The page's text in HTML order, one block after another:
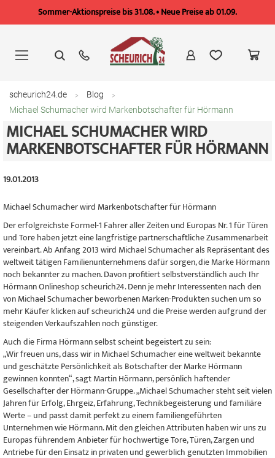
Sommer-Aktionspreise bis 31.08. • Neue Preise ab 01.09.
springen
scheurich24.de
Blog
Michael Schumacher wird Markenbotschafter für Hörmann
MICHAEL SCHUMACHER WIRD
MARKENBOTSCHAFTER FÜR HÖRMANN
19.01.2013
Michael Schumacher wird Markenbotschafter für Hörmann
Der erfolgreichste Formel-1 Fahrer aller Zeiten und Europas Nr. 1 für Türen
und Tore haben jetzt eine langfristige partnerschaftliche Zusammenarbeit
vereinbart. Ab Anfang 2013 wird Michael Schumacher als Repräsentant des
weltweit tätigen Familienunternehmens dafür sorgen, die Marke Hörmann
noch bekannter zu machen. Davon profitiert selbstverständlich auch Ihr
Hörmann Onlineshop scheurich24. Denn je mehr Interessenten nach den
von Michael Schumacher beworbenen Marken-Produkten suchen um so
mehr Käufer klicken auf scheurich24 und die Preise werden aufgrund der
steigenden Verkaufszahlen noch günstiger.
Auch die Firma Hörmann selbst scheint begeistert zu sein:
„Wir freuen uns, dass wir in Michael Schumacher eine weltweit bekannte
und geschätzte Persönlichkeit als Botschafter der Marke Hörmann
gewinnen konnten“, sagt Martin Hörmann, persönlich haftender
Gesellschafter der Hörmann-Gruppe. „Michael Schumacher steht seit vielen
Jahren für Erfolg, Ehrgeiz, Erfahrung, Technikbegeisterung und familiäre
Werte – und passt damit perfekt zu einem familiengeführten
Unternehmen wie Hörmann. Mit den gleichen Attributen haben wir uns zu
Europas führendem Anbieter für hochwertige Tore, Türen, Zargen und
Antriebe für den Einsatz in privaten und gewerblich genutzten Immobilien